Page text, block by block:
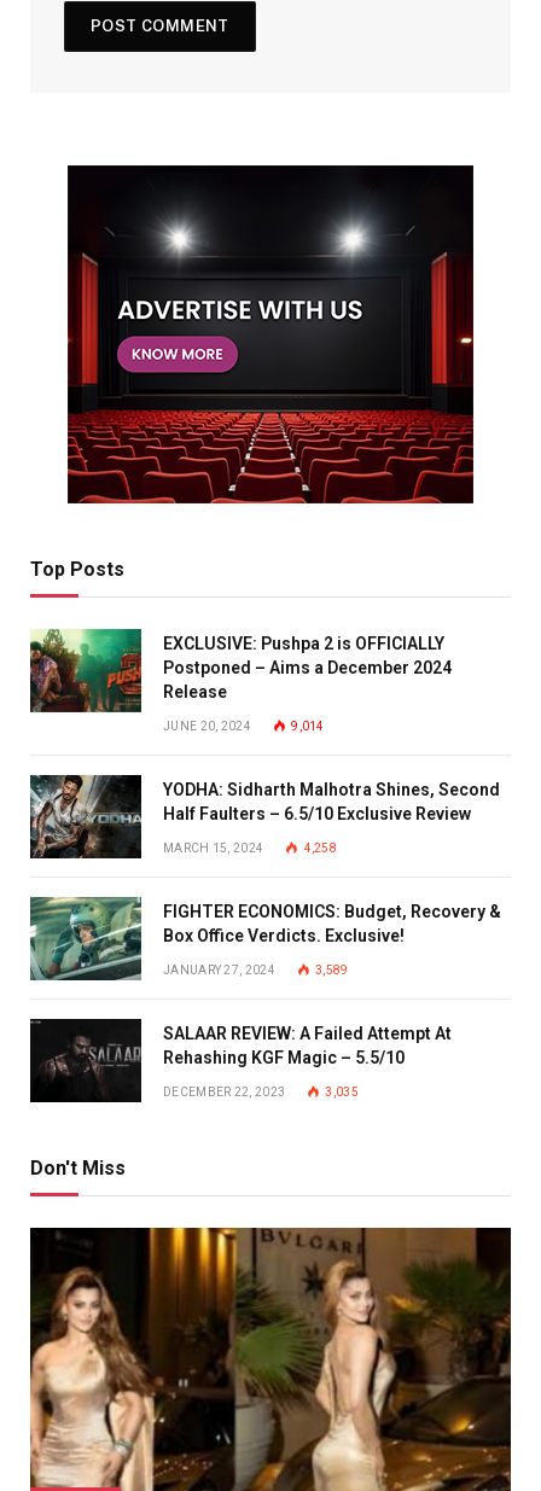
Top Posts
EXCLUSIVE: Pushpa 2 is OFFICIALLY
Postponed – Aims a December 2024
Release
JUNE 20, 2024 9,014
YODHA: Sidharth Malhotra Shines, Second
Half Faulters – 6.5/10 Exclusive Review
MARCH 15, 2024 4,258
FIGHTER ECONOMICS: Budget, Recovery &
Box Office Verdicts. Exclusive!
JANUARY 27, 2024 3,589
SALAAR REVIEW: A Failed Attempt At
Rehashing KGF Magic – 5.5/10
DECEMBER 22, 2023 3,035
Don't Miss